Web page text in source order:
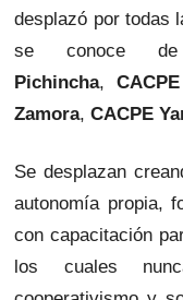
desplazó por todas
se conoce
Pichincha,
Zamora,CACPE
Se desplazan
autonomía propia,
con capacitación
los cuales